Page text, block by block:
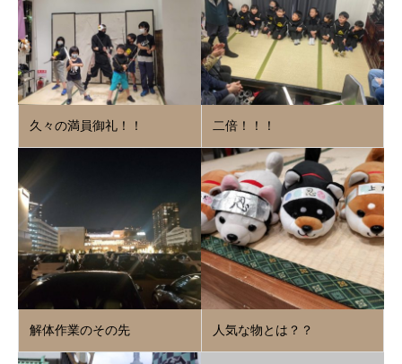
久々の満員御礼！！ 二倍！！！
解体作業のその先 人気な物とは？？